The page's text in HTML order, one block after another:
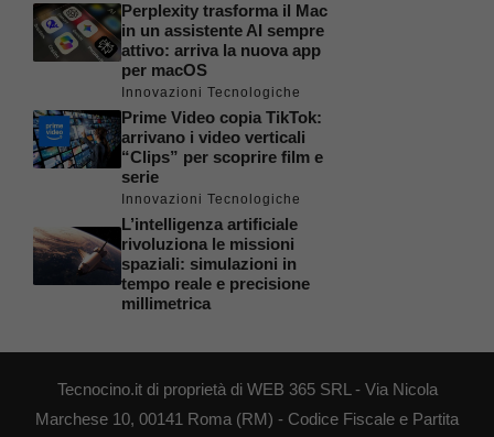
Perplexity trasforma il Mac
in un assistente AI sempre
attivo: arriva la nuova app
per macOS
Innovazioni Tecnologiche
Prime Video copia TikTok:
arrivano i video verticali
“Clips” per scoprire film e
serie
Innovazioni Tecnologiche
L’intelligenza artificiale
rivoluziona le missioni
spaziali: simulazioni in
tempo reale e precisione
millimetrica
Tecnocino.it di proprietà di WEB 365 SRL - Via Nicola
Marchese 10, 00141 Roma (RM) - Codice Fiscale e Partita